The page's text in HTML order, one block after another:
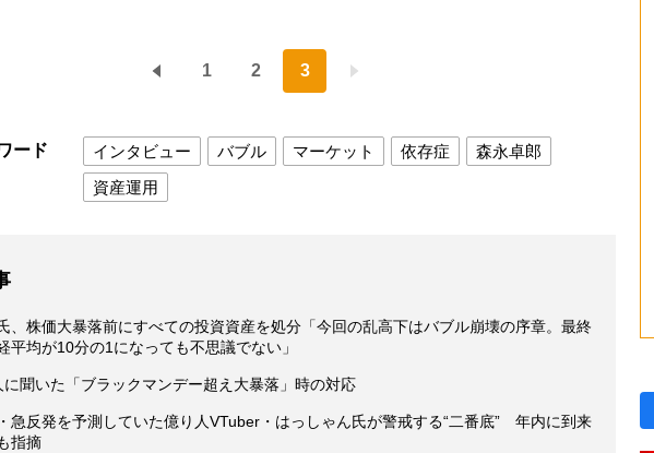
1 2 3
ード インタビュー バブル マーケット 依存症
森永卓郎
資産運用
、株価大暴落前にすべての投資資産を処分「今回の乱高下はバブル崩壊の序章。最終
平均が10分の1になっても不思議でない」
に聞いた「ブラックマンデー超え大暴落」時の対応
急反発を予測していた億り人VTuber・はっしゃん氏が警戒する“二番底” 年内に到来
指摘